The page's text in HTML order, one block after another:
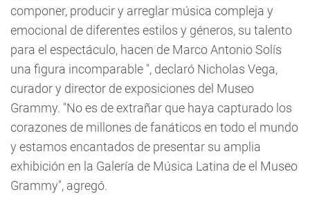
componer, producir y arreglar música compleja y
emocional de diferentes estilos y géneros, su talento
para el espectáculo, hacen de Marco Antonio Solís
una figura incomparable ", declaró Nicholas Vega,
curador y director de exposiciones del Museo
Grammy. "No es de extrañar que haya capturado los
corazones de millones de fanáticos en todo el mundo
y estamos encantados de presentar su amplia
exhibición en la Galería de Música Latina de el Museo
Grammy", agregó.